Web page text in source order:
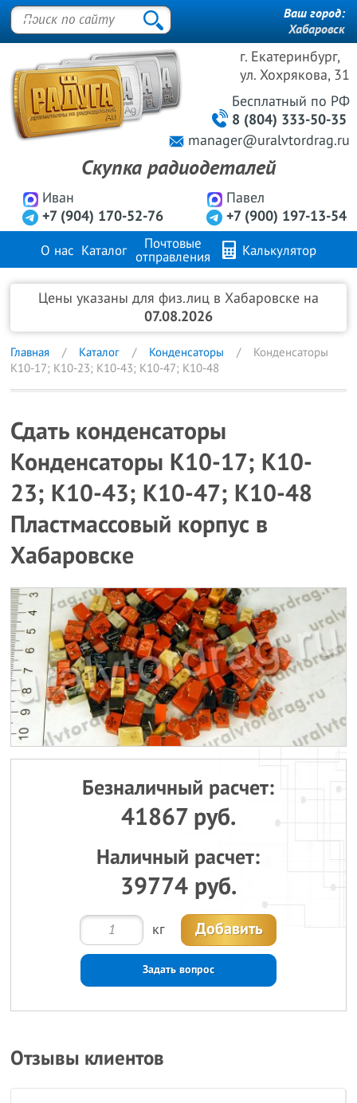
г. Екатеринбург,
ул. Хохрякова, 31
Иван
+7 (904) 170-52-76
Павел
+7 (900) 197-13-54
Бесплатный по РФ
8 (804) 333-50-35
manager@uralvtordrag.ru
Скупка радиодеталей
Ваш город:
Хабаровск
О нас Каталог
Почтовые
отправления
Калькулятор
Продажа металлов Контакты
Цены указаны для физ.лиц в Хабаровске на
07.08.2026
Главная Каталог Конденсаторы
Конденсаторы
К10-17; К10-23; К10-43; К10-47; К10-48
Сдать конденсаторы
Конденсаторы К10-17; К10-
23; К10-43; К10-47; К10-48
Пластмассовый корпус в
Хабаровске
Безналичный расчет:
41867 руб.
Наличный расчет:
39774 руб.
кг Добавить
Задать вопрос
Отзывы клиентов